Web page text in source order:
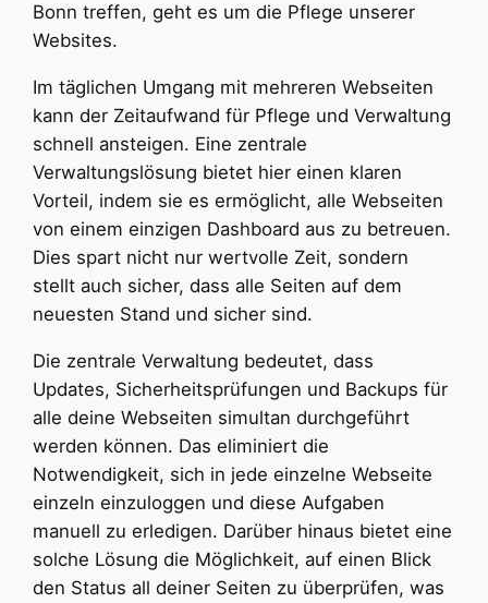
Bonn treffen, geht es um die Pflege unserer
Websites.
Im täglichen Umgang mit mehreren Webseiten
kann der Zeitaufwand für Pflege und Verwaltung
schnell ansteigen. Eine zentrale
Verwaltungslösung bietet hier einen klaren
Vorteil, indem sie es ermöglicht, alle Webseiten
von einem einzigen Dashboard aus zu betreuen.
Dies spart nicht nur wertvolle Zeit, sondern
stellt auch sicher, dass alle Seiten auf dem
neuesten Stand und sicher sind.
Die zentrale Verwaltung bedeutet, dass
Updates, Sicherheitsprüfungen und Backups für
alle deine Webseiten simultan durchgeführt
werden können. Das eliminiert die
Notwendigkeit, sich in jede einzelne Webseite
einzeln einzuloggen und diese Aufgaben
manuell zu erledigen. Darüber hinaus bietet eine
solche Lösung die Möglichkeit, auf einen Blick
den Status all deiner Seiten zu überprüfen, was